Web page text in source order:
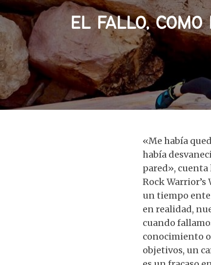
EL FALLO, COMO
«Me había
había
pared», cuenta
Rock Warrior’s
un tiempo
en realidad,
cuando
conocimiento
objetivos, un